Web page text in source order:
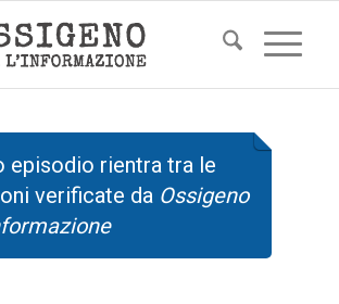
episodio rientra tra le
verificate da Ossigeno